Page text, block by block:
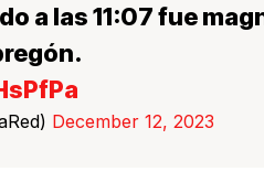
a las 11:07 fue
December 12, 2023